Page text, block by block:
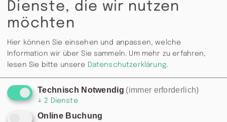
Dienste, die wir nutzen
möchten
Hier können Sie einsehen und anpassen, welche
Information wir über Sie sammeln. Um mehr zu erfahren,
lesen Sie bitte unsere Datenschutzerklärung.
Technisch Notwendig (immer erforderlich)
↓ 2 Dienste
Online Buchung